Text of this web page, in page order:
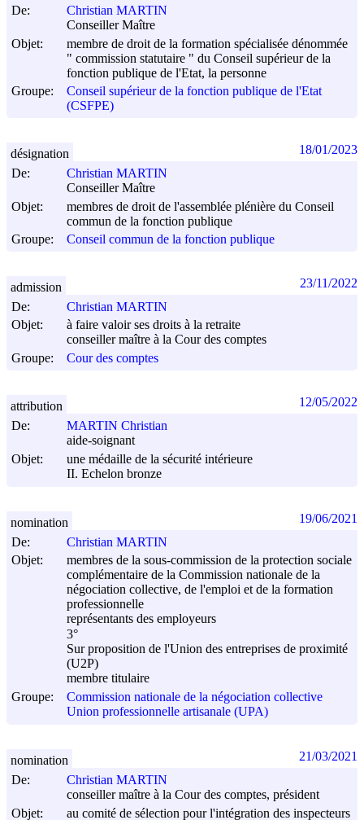
De:
Christian MARTIN
Conseiller Maître
Objet:
membre de droit de la formation spécialisée dénommée
" commission statutaire " du Conseil supérieur de la
fonction publique de l'Etat, la personne
Groupe:
Conseil supérieur de la fonction publique de l'Etat
(CSFPE)
De:
Christian MARTIN
Conseiller Maître
Objet:
membres de droit de l'assemblée plénière du Conseil
commun de la fonction publique
Groupe:
Conseil commun de la fonction publique
désignation 18/01/2023
De:
Christian MARTIN
Objet:
à faire valoir ses droits à la retraite
conseiller maître à la Cour des comptes
Groupe:
Cour des comptes
admission 23/11/2022
De:
MARTIN Christian
aide-soignant
Objet:
une médaille de la sécurité intérieure
II. Echelon bronze
attribution 12/05/2022
De:
Christian MARTIN
Objet:
membres de la sous-commission de la protection sociale
complémentaire de la Commission nationale de la
négociation collective, de l'emploi et de la formation
professionnelle
représentants des employeurs
3°
Sur proposition de l'Union des entreprises de proximité
(U2P)
membre titulaire
Groupe:
Commission nationale de la négociation collective
Union professionnelle artisanale (UPA)
nomination 19/06/2021
De:
Christian MARTIN
conseiller maître à la Cour des comptes, président
Objet:
au comité de sélection pour l'intégration des inspecteurs
nomination 21/03/2021